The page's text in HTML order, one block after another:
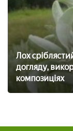
Лох
догляду,
композиціях